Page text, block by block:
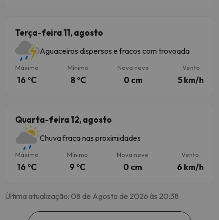
Terça-feira 11, agosto
Aguaceiros dispersos e fracos com trovoada
Máximo
16 ºC
Mínimo
8 ºC
Nova neve
0 cm
Vento
5 km/h
Quarta-feira 12, agosto
Chuva fraca nas proximidades
Máximo
16 ºC
Mínimo
9 ºC
Nova neve
0 cm
Vento
6 km/h
Última atualização: 08 de Agosto de 2026 às 20:38